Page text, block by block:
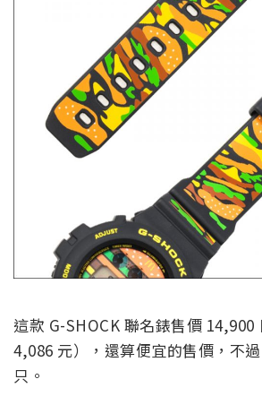
這款 G-SHOCK 聯名錶售價
4,086 元），還算便宜的售價，不
只。